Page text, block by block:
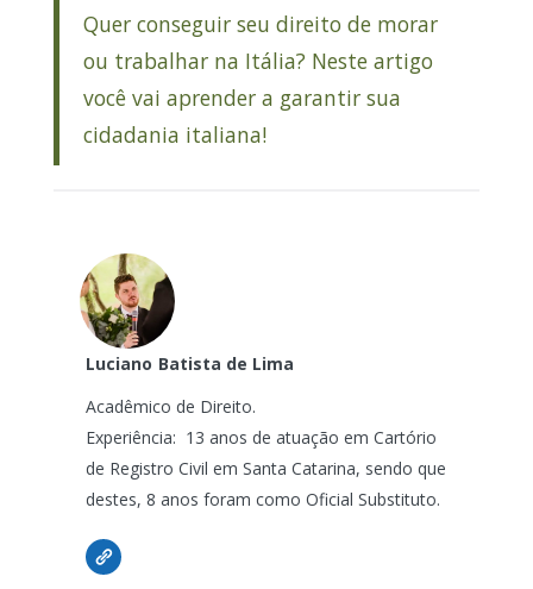
Quer conseguir seu direito de morar
ou trabalhar na Itália? Neste artigo
você vai aprender a garantir sua
cidadania italiana!
Luciano Batista de Lima
Acadêmico de Direito.
Experiência: 13 anos de atuação em Cartório
de Registro Civil em Santa Catarina, sendo que
destes, 8 anos foram como Oficial Substituto.